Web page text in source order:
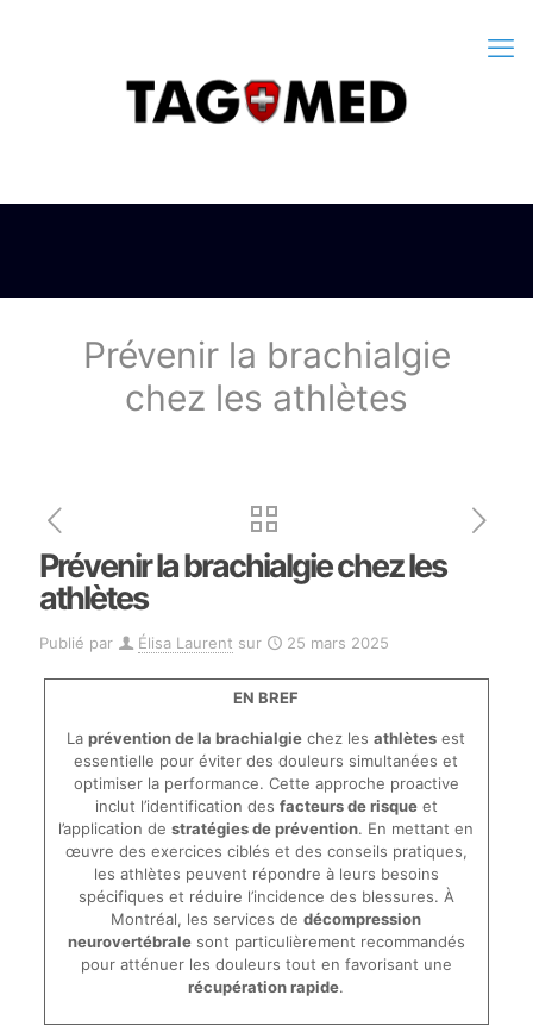
Prévenir la brachialgie
chez les athlètes
Prévenir la brachialgie chez les
athlètes
Publié par Élisa Laurent sur 25 mars 2025
EN BREF
Laprévention de la brachialgie chez lesathlètes est
essentielle pour éviter des douleurs simultanées et
optimiser la performance. Cette approche proactive
inclut l’identification des facteurs de risqueet
l’application destratégies de prévention. En mettant en
œuvre des exercices ciblés et des conseils pratiques,
les athlètes peuvent répondre à leurs besoins
spécifiques et réduire l’incidence des blessures. À
Montréal, les services dedécompression
neurovertébralesont particulièrement recommandés
pour atténuer les douleurs tout en favorisant une
récupération rapide.